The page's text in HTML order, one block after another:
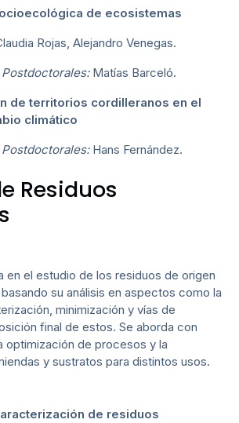
de ecosistemas
Rojas, Alejandro Venegas.
Matías Barceló.
de territorios cordilleranos en el
climático
Hans Fernández.
Residuos
en el estudio de los residuos de origen
su análisis en aspectos como la
minimización y vías de
final de estos. Se aborda con
optimización de procesos y la
y sustratos para distintos usos.
de residuos